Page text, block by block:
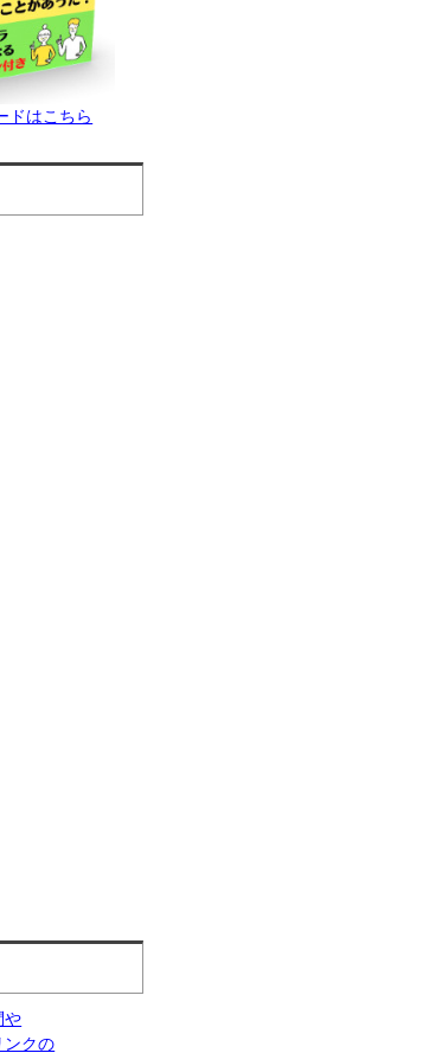
ドはこちら
や
ンクの